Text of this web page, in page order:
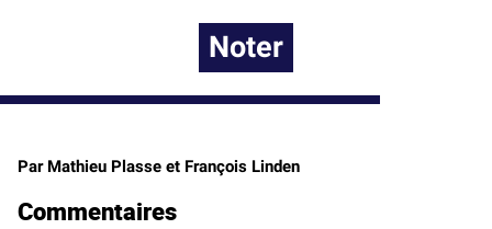
Noter
Par Mathieu Plasse et François Linden
Commentaires